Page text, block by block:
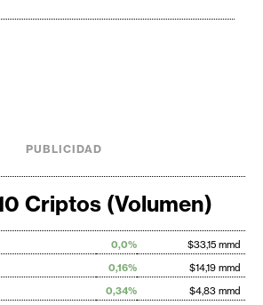
PUBLICIDAD
Criptos (Volumen)
0,0%
$33,15 mmd
0,16%
$14,19 mmd
0,34%
$4,83 mmd